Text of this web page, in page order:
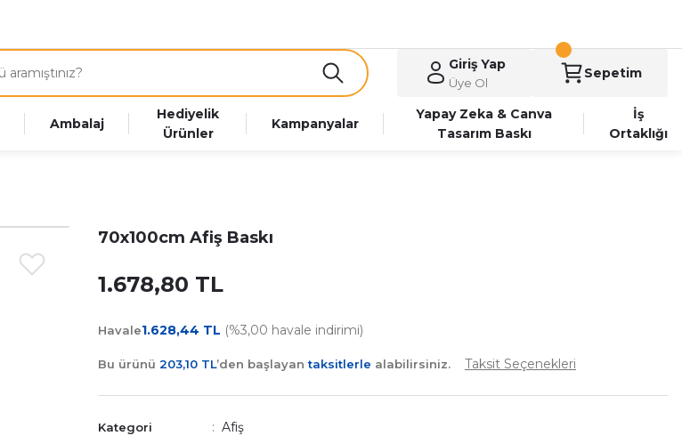
Giriş Yap
Üye Ol
Sepetim
Ambalaj
Hediyelik
Ürünler
Kampanyalar
Yapay Zeka & Canva
Tasarım Baskı
İş
Ortaklığı
70x100cm Afiş Baskı
1.678,80 TL
Havale1.628,44 TL (%3,00 havale indirimi)
Bu ürünü 203,10 TL’den başlayantaksitlerle alabilirsiniz. Taksit Seçenekleri
Kategori Afiş